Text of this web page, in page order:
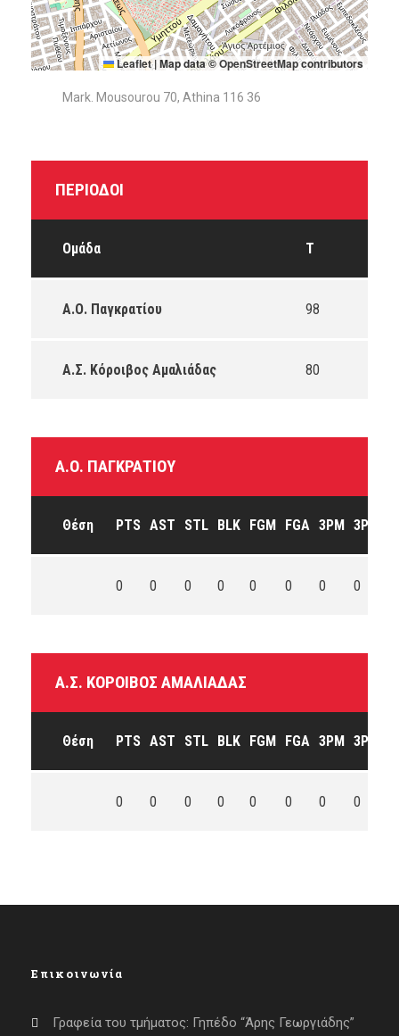
Leaflet |Map data ©OpenStreetMapcontributors
Mark. Mousourou 70, Athina 116 36
ΠΕΡΊΟΔΟΙ
Ομάδα T
Α.Ο. Παγκρατίου 98
Α.Σ. Κόροιβος Αμαλιάδας 80
Α.Ο. ΠΑΓΚΡΑΤΊΟΥ
Θέση PTS AST STL BLK FGM FGA 3PM 3PA
0 0 0 0 0 0 0 0
Α.Σ. ΚΌΡΟΙΒΟΣ ΑΜΑΛΙΆΔΑΣ
Θέση PTS AST STL BLK FGM FGA 3PM 3PA
0 0 0 0 0 0 0 0
Επικοινωνία
Γραφεία του τμήματος: Γηπέδο “Άρης Γεωργιάδης”